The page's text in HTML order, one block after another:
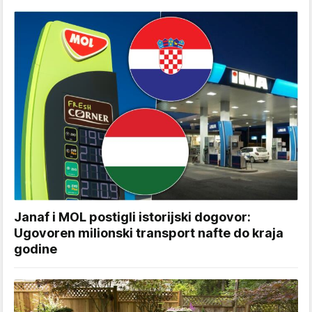
Janaf i MOL postigli istorijski dogovor:
Ugovoren milionski transport nafte do kraja
godine